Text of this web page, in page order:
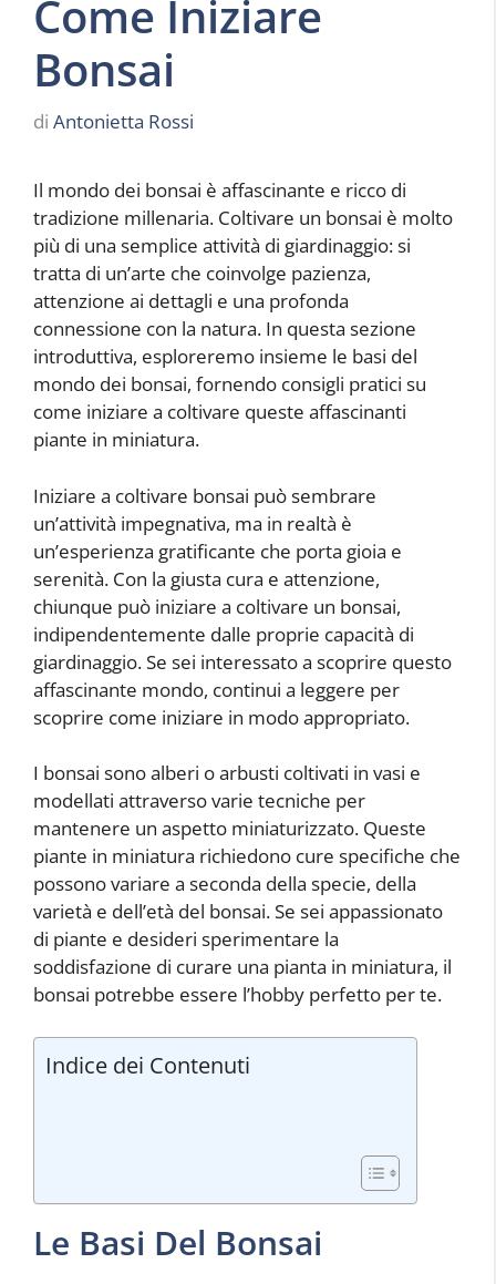
Come Iniziare
Bonsai
di Antonietta Rossi
Il mondo dei bonsai è affascinante e ricco di
tradizione millenaria. Coltivare un bonsai è molto
più di una semplice attività di giardinaggio: si
tratta di un’arte che coinvolge pazienza,
attenzione ai dettagli e una profonda
connessione con la natura. In questa sezione
introduttiva, esploreremo insieme le basi del
mondo dei bonsai, fornendo consigli pratici su
come iniziare a coltivare queste affascinanti
piante in miniatura.
Iniziare a coltivare bonsai può sembrare
un’attività impegnativa, ma in realtà è
un’esperienza gratificante che porta gioia e
serenità. Con la giusta cura e attenzione,
chiunque può iniziare a coltivare un bonsai,
indipendentemente dalle proprie capacità di
giardinaggio. Se sei interessato a scoprire questo
affascinante mondo, continui a leggere per
scoprire come iniziare in modo appropriato.
I bonsai sono alberi o arbusti coltivati in vasi e
modellati attraverso varie tecniche per
mantenere un aspetto miniaturizzato. Queste
piante in miniatura richiedono cure specifiche che
possono variare a seconda della specie, della
varietà e dell’età del bonsai. Se sei appassionato
di piante e desideri sperimentare la
soddisfazione di curare una pianta in miniatura, il
bonsai potrebbe essere l’hobby perfetto per te.
Indice dei Contenuti
Le Basi Del Bonsai